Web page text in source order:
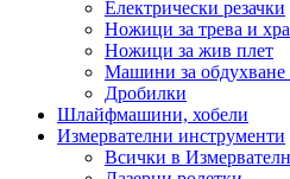
Електрически резачки
Ножици за трева и
Ножици за жив плет
Машини за обдухване
Дробилки
Шлайфмашини, хобели
Измервателни инструменти
Всички в